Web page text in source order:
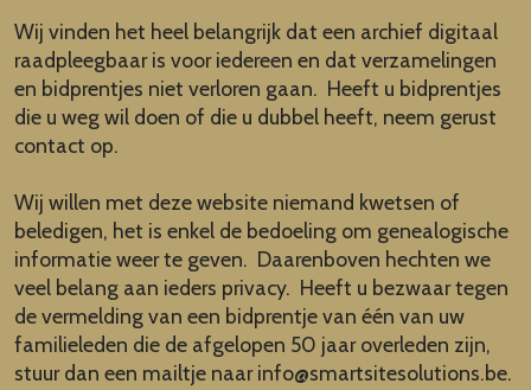
Wij vinden het heel belangrijk dat een archief digitaal
raadpleegbaar is voor iedereen en dat verzamelingen
en bidprentjes niet verloren gaan. Heeft u bidprentjes
die u weg wil doen of die u dubbel heeft, neem gerust
contact op.
Wij willen met deze website niemand kwetsen of
beledigen, het is enkel de bedoeling om genealogische
informatie weer te geven. Daarenboven hechten we
veel belang aan ieders privacy. Heeft u bezwaar tegen
de vermelding van een bidprentje van één van uw
familieleden die de afgelopen 50 jaar overleden zijn,
stuur dan een mailtje naarinfo@smartsitesolutions.be.